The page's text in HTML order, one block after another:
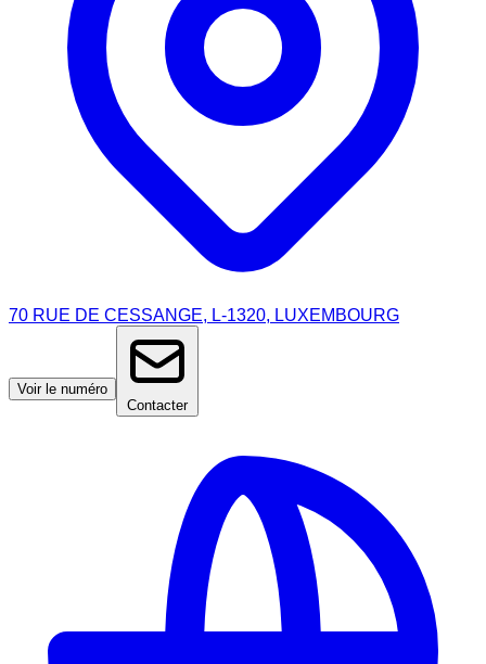
70 RUE DE CESSANGE, L-1320, LUXEMBOURG
Voir le numéro
Contacter